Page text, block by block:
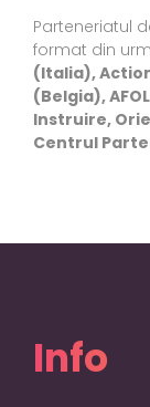
Parteneriatul
format din
(Italia),
(Belgia),
Instruire,
Centrul
Info